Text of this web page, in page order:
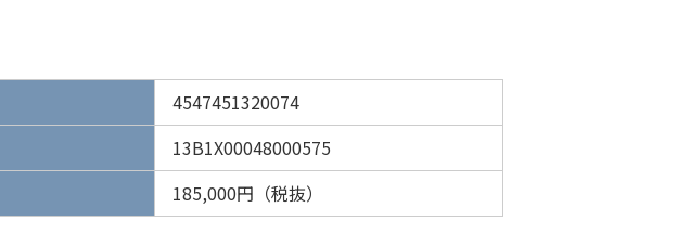
4547451320074
13B1X00048000575
185,000円（税抜）